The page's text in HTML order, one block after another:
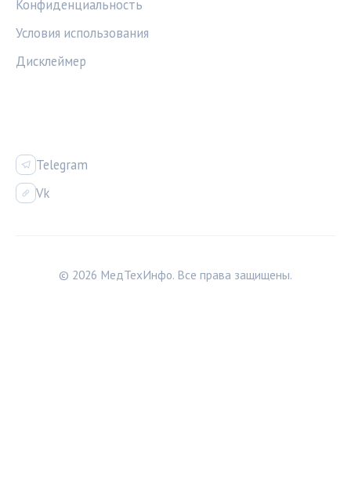
Конфиденциальность
Условия использования
Дисклеймер
Telegram
Vk
© 2026 МедТехИнфо. Все права защищены.